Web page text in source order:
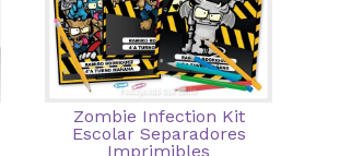
Zombie Infection Kit
Escolar Separadores
Imprimibles